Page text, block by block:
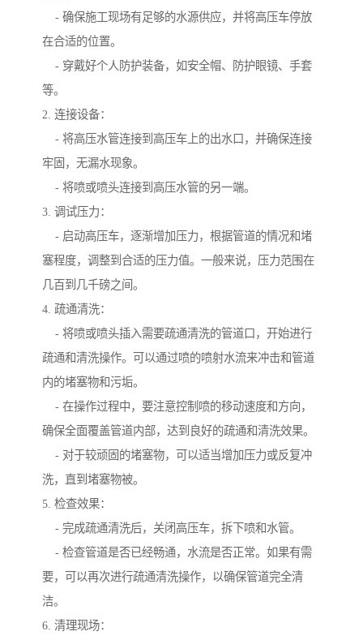
- 确保施工现场有足够的水源供应，并将高压车停放
在合适的位置。
- 穿戴好个人防护装备，如安全帽、防护眼镜、手套
等。
2. 连接设备：
- 将高压水管连接到高压车上的出水口，并确保连接
牢固，无漏水现象。
- 将喷或喷头连接到高压水管的另一端。
3. 调试压力：
- 启动高压车，逐渐增加压力，根据管道的情况和堵
塞程度，调整到合适的压力值。一般来说，压力范围在
几百到几千磅之间。
4. 疏通清洗：
- 将喷或喷头插入需要疏通清洗的管道口，开始进行
疏通和清洗操作。可以通过喷的喷射水流来冲击和管道
内的堵塞物和污垢。
- 在操作过程中，要注意控制喷的移动速度和方向，
确保全面覆盖管道内部，达到良好的疏通和清洗效果。
- 对于较顽固的堵塞物，可以适当增加压力或反复冲
洗，直到堵塞物被。
5. 检查效果：
- 完成疏通清洗后，关闭高压车，拆下喷和水管。
- 检查管道是否已经畅通，水流是否正常。如果有需
要，可以再次进行疏通清洗操作，以确保管道完全清
洁。
6. 清理现场：